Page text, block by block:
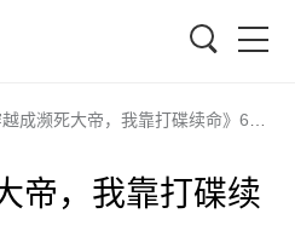
成濒死大帝，我靠打碟续命》65集短剧免费解锁全集剧情
帝，我靠打碟续